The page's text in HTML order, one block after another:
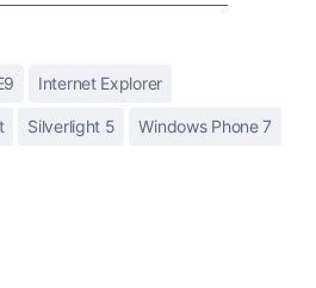
Internet Explorer
Silverlight 5 Windows Phone 7